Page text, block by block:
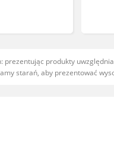
prezentując produkty
starań, aby prezentować